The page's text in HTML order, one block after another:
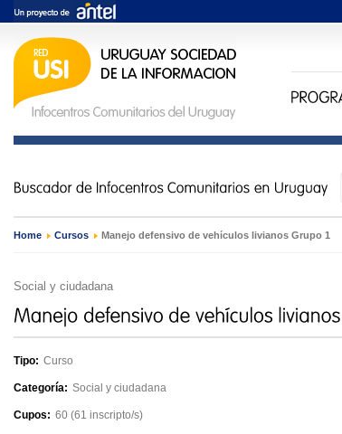
Home › Cursos › Manejo defensivo de vehículos livianos Grupo 1
Social y ciudadana
Tipo: Curso
Categoría: Social y ciudadana
Cupos: 60 (61 inscripto/s)